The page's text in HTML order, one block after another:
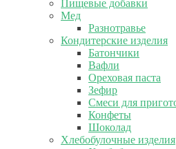
Пищевые добавки
Мед
Разнотравье
Кондитерские изделия
Батончики
Вафли
Ореховая паста
Зефир
Смеси для
Конфеты
Шоколад
Хлебобулочные изделия